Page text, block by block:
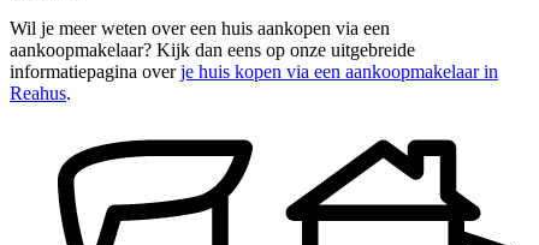
Wil je meer weten over een huis aankopen via een
aankoopmakelaar? Kijk dan eens op onze uitgebreide
informatiepagina overje huis kopen via een aankoopmakelaar in
Reahus.